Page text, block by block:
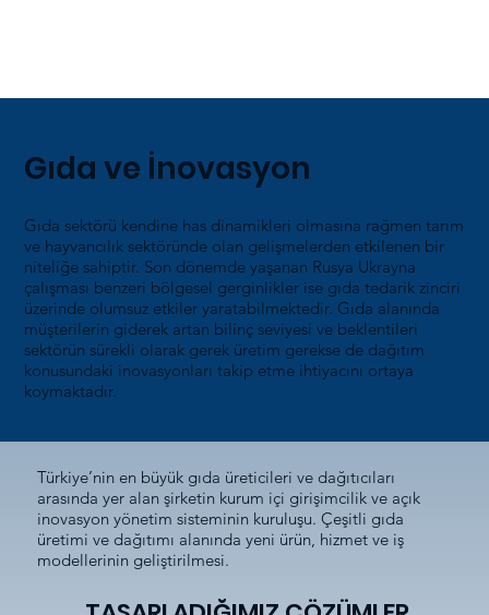
Türkiye’nin en büyük gıda üreticileri ve dağıtıcıları
arasında yer alan şirketin kurum içi girişimcilik ve açık
inovasyon yönetim sisteminin kuruluşu. Çeşitli gıda
üretimi ve dağıtımı alanında yeni ürün, hizmet ve iş
modellerinin geliştirilmesi.
Gıda ve İnovasyon
Gıda sektörü kendine has dinamikleri olmasına rağmen tarım
ve hayvancılık sektöründe olan gelişmelerden etkilenen bir
niteliğe sahiptir. Son dönemde yaşanan Rusya Ukrayna
çalışması benzeri bölgesel gerginlikler ise gıda tedarik zinciri
üzerinde olumsuz etkiler yaratabilmektedir. Gıda alanında
müşterilerin giderek artan bilinç seviyesi ve beklentileri
sektörün sürekli olarak gerek üretim gerekse de dağıtım
konusundaki inovasyonları takip etme ihtiyacını ortaya
koymaktadır.